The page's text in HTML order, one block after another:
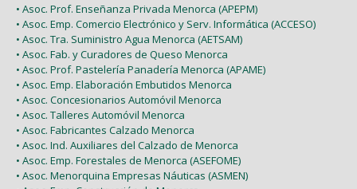
• Asoc. Prof. Enseñanza Privada Menorca (APEPM)
• Asoc. Emp. Comercio Electrónico y Serv. Informática (ACCESO)
• Asoc. Tra. Suministro Agua Menorca (AETSAM)
• Asoc. Fab. y Curadores de Queso Menorca
• Asoc. Prof. Pastelería Panadería Menorca (APAME)
• Asoc. Emp. Elaboración Embutidos Menorca
• Asoc. Concesionarios Automóvil Menorca
• Asoc. Talleres Automóvil Menorca
• Asoc. Fabricantes Calzado Menorca
• Asoc. Ind. Auxiliares del Calzado de Menorca
• Asoc. Emp. Forestales de Menorca (ASEFOME)
• Asoc. Menorquina Empresas Náuticas (ASMEN)